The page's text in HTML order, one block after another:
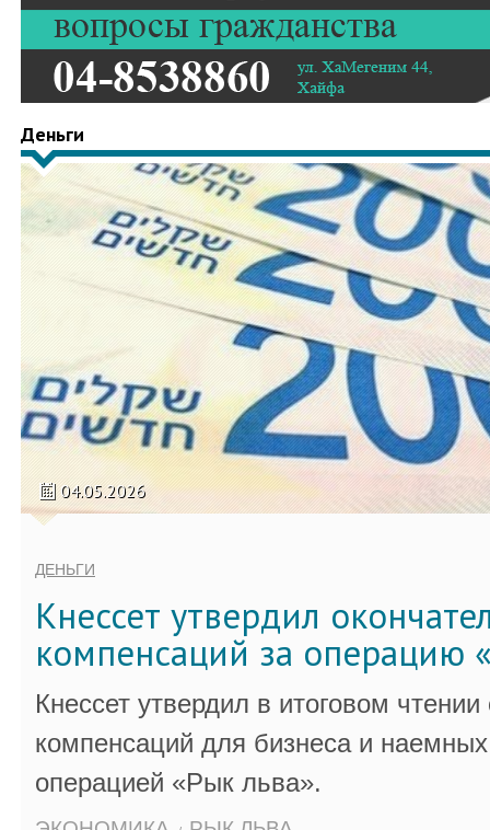
Деньги
04.05.2026
ДЕНЬГИ
Кнессет утвердил
компенсаций за операцию
Кнессет утвердил в итоговом
компенсаций для бизнеса и
операцией «Рык льва».